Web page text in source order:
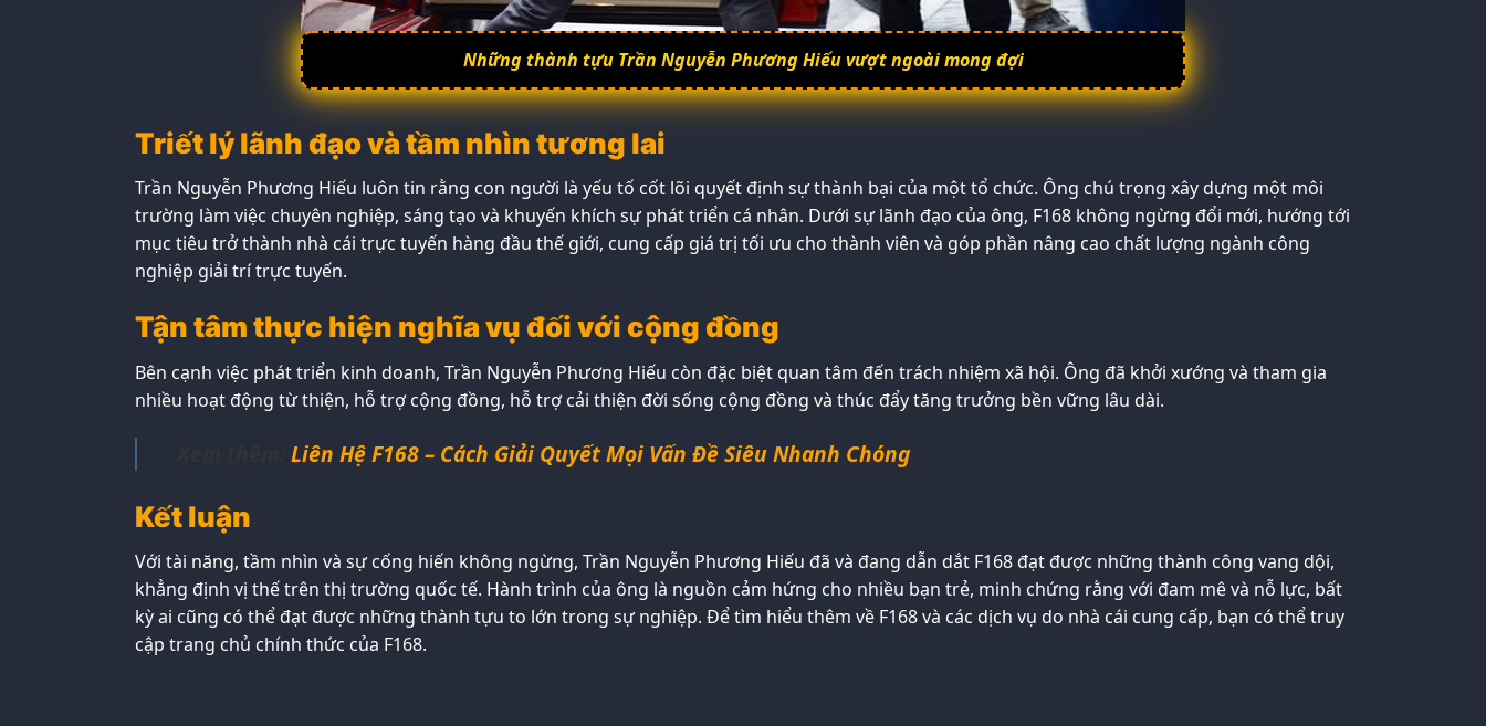
Những thành tựu Trần Nguyễn Phương Hiếu vượt ngoài mong đợi
Triết lý lãnh đạo và tầm nhìn tương lai
Trần Nguyễn Phương Hiếu luôn tin rằng con người là yếu tố cốt lõi quyết định sự thành bại của một tổ chức. Ông chú trọng xây dựng một môi
trường làm việc chuyên nghiệp, sáng tạo và khuyến khích sự phát triển cá nhân. Dưới sự lãnh đạo của ông, F168 không ngừng đổi mới, hướng tới
mục tiêu trở thành nhà cái trực tuyến hàng đầu thế giới, cung cấp giá trị tối ưu cho thành viên và góp phần nâng cao chất lượng ngành công
nghiệp giải trí trực tuyến.
Tận tâm thực hiện nghĩa vụ đối với cộng đồng
Bên cạnh việc phát triển kinh doanh, Trần Nguyễn Phương Hiếu còn đặc biệt quan tâm đến trách nhiệm xã hội. Ông đã khởi xướng và tham gia
nhiều hoạt động từ thiện, hỗ trợ cộng đồng, hỗ trợ cải thiện đời sống cộng đồng và thúc đẩy tăng trưởng bền vững lâu dài.
Liên Hệ F168 – Cách Giải Quyết Mọi Vấn Đề Siêu Nhanh Chóng
Kết luận
Với tài năng, tầm nhìn và sự cống hiến không ngừng, Trần Nguyễn Phương Hiếu đã và đang dẫn dắt F168 đạt được những thành công vang dội,
khẳng định vị thế trên thị trường quốc tế. Hành trình của ông là nguồn cảm hứng cho nhiều bạn trẻ, minh chứng rằng với đam mê và nỗ lực, bất
kỳ ai cũng có thể đạt được những thành tựu to lớn trong sự nghiệp. Để tìm hiểu thêm về F168 và các dịch vụ do nhà cái cung cấp, bạn có thể truy
cập trang chủ chính thức của F168.